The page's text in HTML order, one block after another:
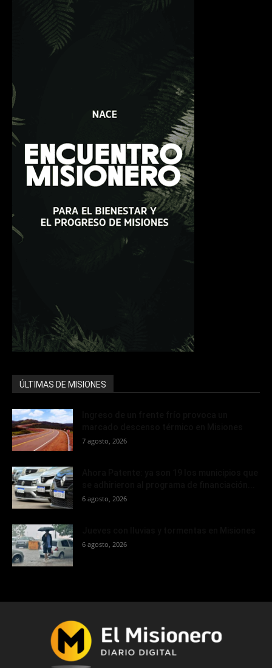
ÚLTIMAS DE MISIONES
7 agosto, 2026
6 agosto, 2026
6 agosto, 2026